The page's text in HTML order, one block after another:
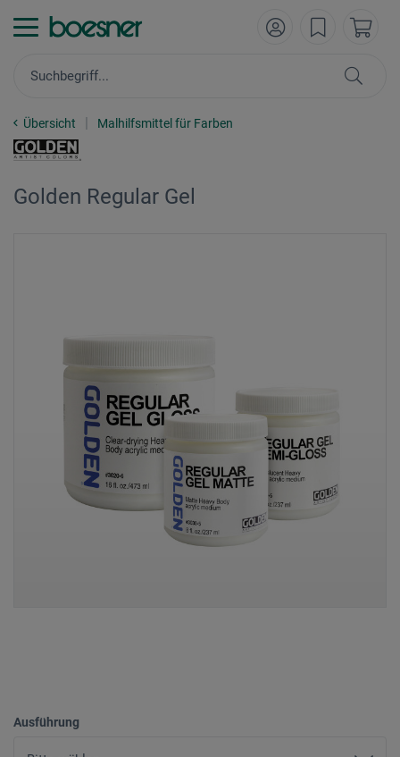
Übersicht Malhilfsmittel für Farben
Golden Regular Gel
Ausführung